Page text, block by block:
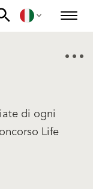
di ogni
Life